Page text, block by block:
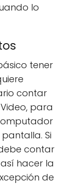
lo
tener
contar
para
Si
contar
hacer la
de